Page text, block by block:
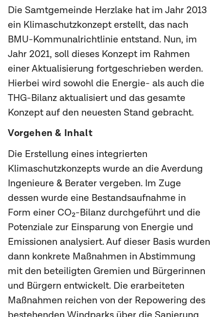
Die Samtgemeinde Herzlake hat im Jahr 2013
ein Klimaschutzkonzept erstellt, das nach
BMU-Kommunalrichtlinie entstand. Nun, im
Jahr 2021, soll dieses Konzept im Rahmen
einer Aktualisierung fortgeschrieben werden.
Hierbei wird sowohl die Energie- als auch die
THG-Bilanz aktualisiert und das gesamte
Konzept auf den neuesten Stand gebracht.
Vorgehen & Inhalt
Die Erstellung eines integrierten
Klimaschutzkonzepts wurde an die Averdung
Ingenieure & Berater vergeben. Im Zuge
dessen wurde eine Bestandsaufnahme in
Form einer CO₂-Bilanz durchgeführt und die
Potenziale zur Einsparung von Energie und
Emissionen analysiert. Auf dieser Basis wurden
dann konkrete Maßnahmen in Abstimmung
mit den beteiligten Gremien und Bürgerinnen
und Bürgern entwickelt. Die erarbeiteten
Maßnahmen reichen von der Repowering des